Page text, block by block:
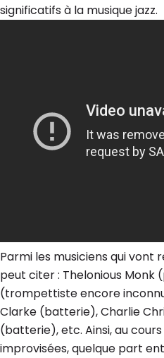
significatifs à la musique jazz.
Parmi les musiciens qui
peut citer : Thelonious Monk
(trompettiste encore
Clarke (batterie), Charlie
(batterie), etc. Ainsi, au
improvisées, quelque part